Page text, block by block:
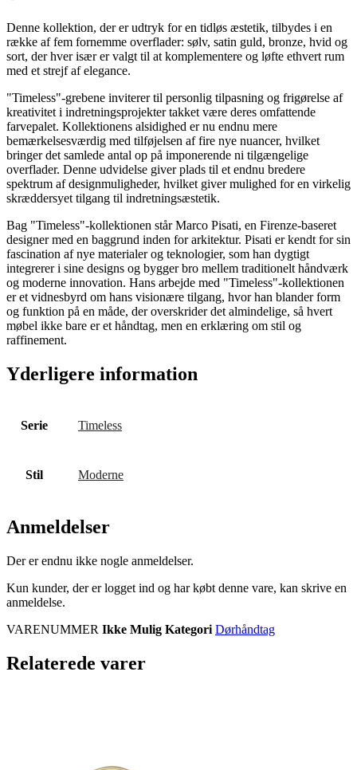
Denne kollektion, der er udtryk for en tidløs æstetik, tilbydes i en
række af fem fornemme overflader: sølv, satin guld, bronze, hvid og
sort, der hver især er valgt til at komplementere og løfte ethvert rum
med et strejf af elegance.
"Timeless"-grebene inviterer til personlig tilpasning og frigørelse af
kreativitet i indretningsprojekter takket være deres omfattende
farvepalet. Kollektionens alsidighed er nu endnu mere
bemærkelsesværdig med tilføjelsen af fire nye nuancer, hvilket
bringer det samlede antal op på imponerende ni tilgængelige
overflader. Denne udvidelse giver plads til et endnu bredere
spektrum af designmuligheder, hvilket giver mulighed for en virkelig
skræddersyet tilgang til indretningsæstetik.
Bag "Timeless"-kollektionen står Marco Pisati, en Firenze-baseret
designer med en baggrund inden for arkitektur. Pisati er kendt for sin
fascination af nye materialer og teknologier, som han dygtigt
integrerer i sine designs og bygger bro mellem traditionelt håndværk
og moderne innovation. Hans arbejde med "Timeless"-kollektionen
er et vidnesbyrd om hans visionære tilgang, hvor han blander form
og funktion på en måde, der overskrider det almindelige, så hvert
møbel ikke bare er et håndtag, men en erklæring om stil og
raffinement.
Yderligere information
Serie Timeless
Stil Moderne
Anmeldelser
Der er endnu ikke nogle anmeldelser.
Kun kunder, der er logget ind og har købt denne vare, kan skrive en
anmeldelse.
VARENUMMER Ikke Mulig Kategori Dørhåndtag
Relaterede varer